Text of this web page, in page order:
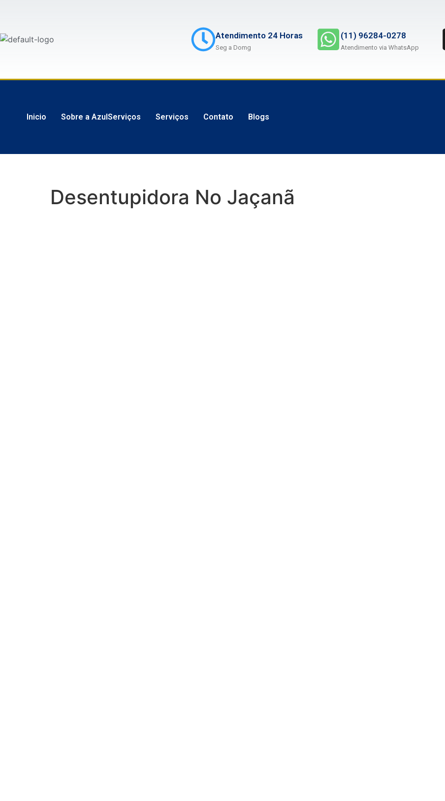
Atendimento 24 Horas
Seg a Domg
(11) 96284-0278
Atendimento via WhatsApp
Inicio Sobre a AzulServiços Serviços Contato Blogs
Desentupidora No Jaçanã